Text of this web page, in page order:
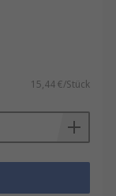
15,44 €/Stück